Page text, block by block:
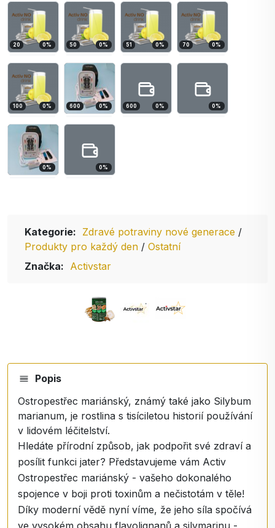
20 0% 50 0% 51 0% 70 0%
100 0% 600 0% 600 0% 0%
0% 0%
Kategorie: Zdravé potraviny nové generace /
Produkty pro každý den / Ostatní
Značka: Activstar
Popis
Ostropestřec mariánský, známý také jako Silybum
marianum, je rostlina s tisíciletou historií používání
v lidovém léčitelství.
Hledáte přírodní způsob, jak podpořit své zdraví a
posílit funkci jater? Představujeme vám Activ
Ostropestřec mariánský - vašeho dokonalého
spojence v boji proti toxinům a nečistotám v těle!
Díky moderní vědě nyní víme, že jeho síla spočívá
ve vysokém obsahu flavolignanů a silymarinu -